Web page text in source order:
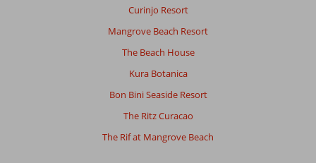
Curinjo Resort
Mangrove Beach Resort
The Beach House
Kura Botanica
Bon Bini Seaside Resort
The Ritz Curacao
The Rif at Mangrove Beach